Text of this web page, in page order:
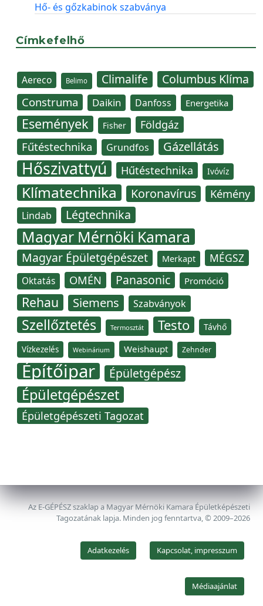
Hő- és gőzkabinok szabványa
Címkefelhő
Aereco Belimo Climalife Columbus Klíma
Construma Daikin Danfoss Energetika
Események Fisher Földgáz
Fűtéstechnika Grundfos Gázellátás
Hőszivattyú Hűtéstechnika Ivóvíz
Klímatechnika Koronavírus Kémény
Lindab Légtechnika
Magyar Mérnöki Kamara
Magyar Épületgépészet Merkapt MÉGSZ
Oktatás OMÉN Panasonic Promóció
Rehau Siemens Szabványok
Szellőztetés Termosztát Testo Távhő
Vízkezelés Webinárium Weishaupt Zehnder
Építőipar Épületgépész
Épületgépészet
Épületgépészeti Tagozat
Az E-GÉPÉSZ szaklap a Magyar Mérnöki Kamara Épületképészeti
Tagozatának lapja. Minden jog fenntartva, © 2009–2026
Adatkezelés Kapcsolat, impresszum
Médiaajánlat